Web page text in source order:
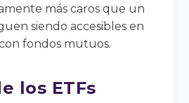
más caros que un
siendo accesibles en
fondos mutuos.
los ETFs